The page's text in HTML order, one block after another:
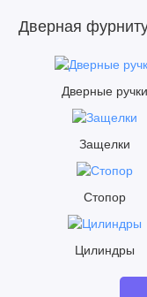
Дверная
Дверные ручки
Защелки
Стопор
Цилиндры